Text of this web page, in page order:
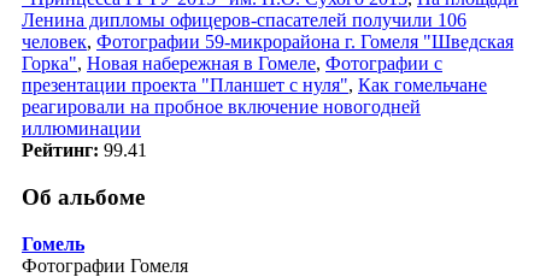
Ленина дипломы офицеров-спасателей получили 106
человек, Фотографии 59-микрорайона г. Гомеля "Шведская
Горка", Новая набережная в Гомеле, Фотографии с
презентации проекта "Планшет с нуля", Как гомельчане
реагировали на пробное включение новогодней
иллюминации
Рейтинг: 99.41
Об альбоме
Гомель
Фотографии Гомеля